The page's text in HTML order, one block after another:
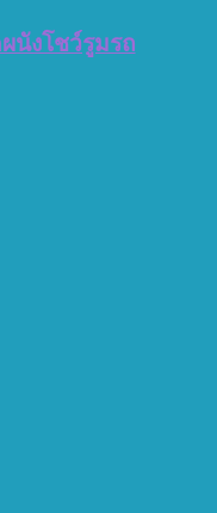
นังโชว์รูมรถ